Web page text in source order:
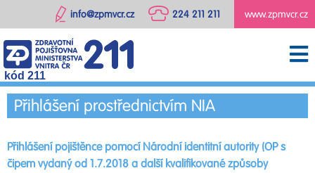
www.zpmvcr.cz
224 211 211
info@zpmvcr.cz
kód 211
Přihlášení prostřednictvím NIA
Přihlášení pojištěnce pomocí Národní identitní autority (OP s
čipem vydaný od 1.7.2018 a další kvalifikované způsoby